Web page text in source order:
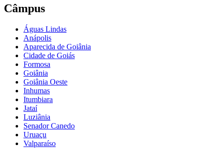
Câmpus
Águas Lindas
Anápolis
Aparecida de Goiânia
Cidade de Goiás
Formosa
Goiânia
Goiânia Oeste
Inhumas
Itumbiara
Jataí
Luziânia
Senador Canedo
Uruaçu
Valparaíso